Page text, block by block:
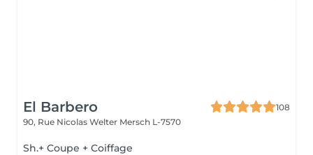
El Barbero
108
90, Rue Nicolas Welter Mersch L-7570
Sh.+ Coupe + Coiffage